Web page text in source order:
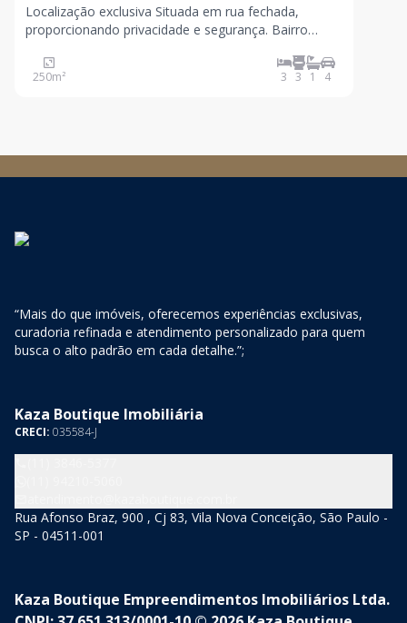
Localização exclusiva Situada em rua fechada,
proporcionando privacidade e segurança. Bairro
escolas e parques. Região valorizada, ideal para
famílias que buscam qualidade de vida.
250m² 3 3 1 4
“Mais do que imóveis, oferecemos experiências exclusivas,
curadoria refinada e atendimento personalizado para quem
busca o alto padrão em cada detalhe.”;
Kaza Boutique Imobiliária
CRECI: 035584-J
Rua Afonso Braz, 900 , Cj 83, Vila Nova Conceição, São Paulo -
SP - 04511-001
Kaza Boutique Empreendimentos Imobiliários Ltda.